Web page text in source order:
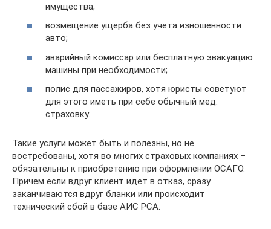
имущества;
возмещение ущерба без учета изношенности
авто;
аварийный комиссар или бесплатную эвакуацию
машины при необходимости;
полис для пассажиров, хотя юристы советуют
для этого иметь при себе обычный мед.
страховку.
Такие услуги может быть и полезны, но не
востребованы, хотя во многих страховых компаниях –
обязательны к приобретению при оформлении ОСАГО.
Причем если вдруг клиент идет в отказ, сразу
заканчиваются вдруг бланки или происходит
технический сбой в базе АИС РСА.